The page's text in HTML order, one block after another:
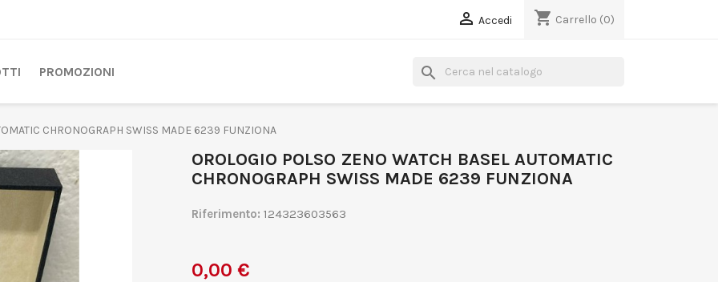
 Accedi shopping_cart Carrello (0)
PROMOZIONI search
CHRONOGRAPH SWISS MADE 6239 FUNZIONA
OROLOGIO POLSO ZENO WATCH BASEL AUTOMATIC
CHRONOGRAPH SWISS MADE 6239 FUNZIONA
Riferimento: 124323603563
0,00 €